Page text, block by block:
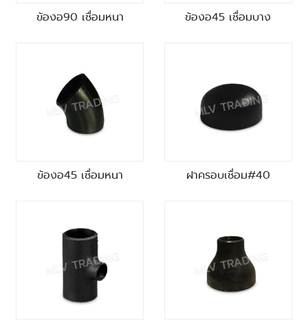
ข้องอ90 เชื่อมหนา ข้องอ45 เชื่อมบาง
ข้องอ45 เชื่อมหนา ฝาครอบเชื่อม#40